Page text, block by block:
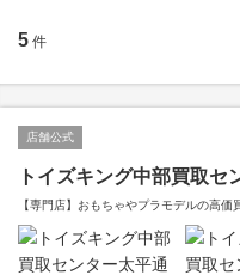
5 件
店舗公式
トイズキング中部買取セ
【専門店】おもちゃやプラモデルの高価